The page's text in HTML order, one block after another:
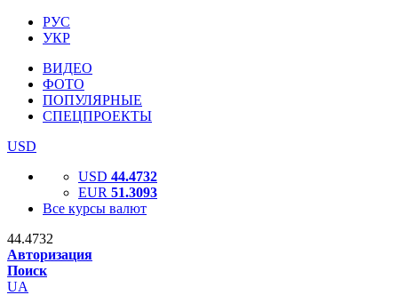
РУС
УКР
ВИДЕО
ФОТО
ПОПУЛЯРНЫЕ
СПЕЦПРОЕКТЫ
USD
USD 44.4732
EUR 51.3093
Все курсы валют
44.4732
Авторизация
Поиск
UA